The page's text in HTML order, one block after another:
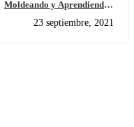
Moldeando y Aprendiendo -
23 septiembre, 2021